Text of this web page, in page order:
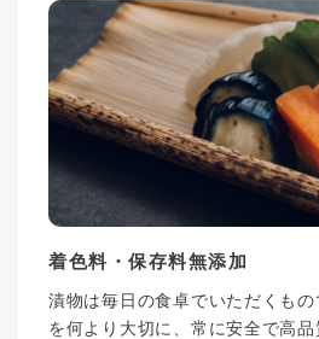
着色料・保存料無添加
漬物は毎日の食卓でいただくも
を何より大切に、常に安全で高